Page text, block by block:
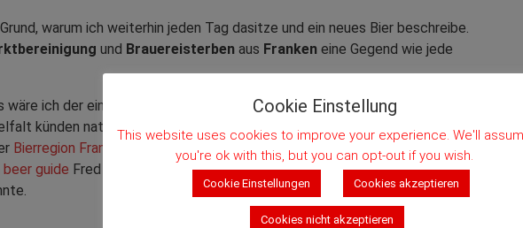
warum ich weiterhin jeden Tag dasitze und ein neues Bier beschreibe.
und Brauereisterben aus Franken eine Gegend wie jede
wäre ich der einzige, der sich in Sachen Bier & Franken einsetzt. Aber von
künden natürlich noch mehr. Deshalb empfehle ich gerne mal die
Bierregion Franken , Elmar Göller und seine Seite braufranken.de . Und
guide Fred Waltmann. Und natürlich gibt es auch noch viele andere, die
Cookie Einstellung
This website uses cookies to improve your experience. We'll
you're ok with this, but you can opt-out if you wish.
Cookie Einstellungen Cookies akzeptieren
Cookies nicht akzeptieren